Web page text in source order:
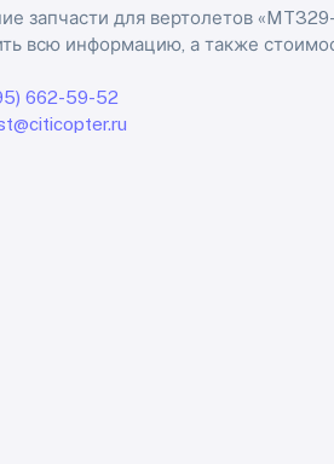
запчасти для вертолетов
всю информацию, а также
662-59-52